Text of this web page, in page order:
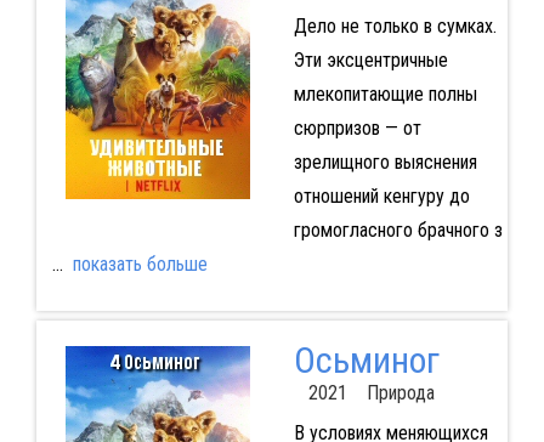
Дело не только в сумках.
Эти эксцентричные
млекопитающие полны
сюрпризов — от
зрелищного выяснения
отношений кенгуру до
громогласного брачного з
... показать больше
Осьминог
2021 Природа
В условиях меняющихся